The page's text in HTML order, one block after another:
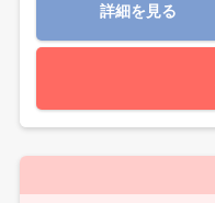
詳細を見る